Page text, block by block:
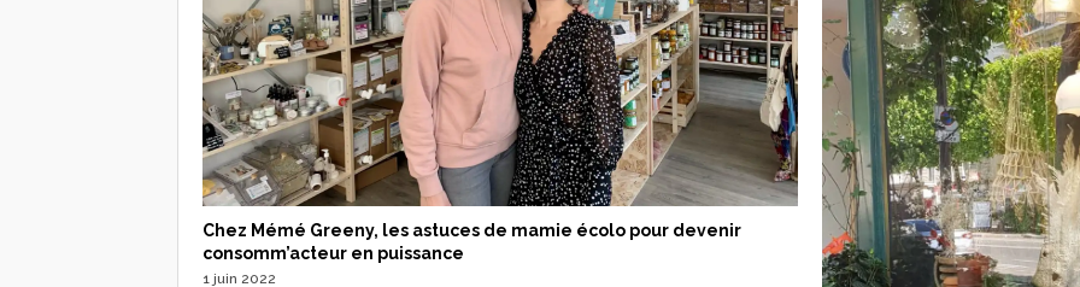
Chez Mémé Greeny, les astuces de mamie écolo pour devenir
consomm’acteur en puissance
1 juin 2022